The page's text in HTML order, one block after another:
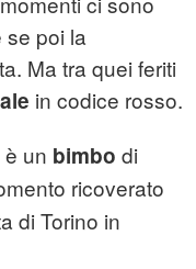
poi la
Ma tra quei feriti
in codice rosso.
un bimbo di
ricoverato
di Torino in